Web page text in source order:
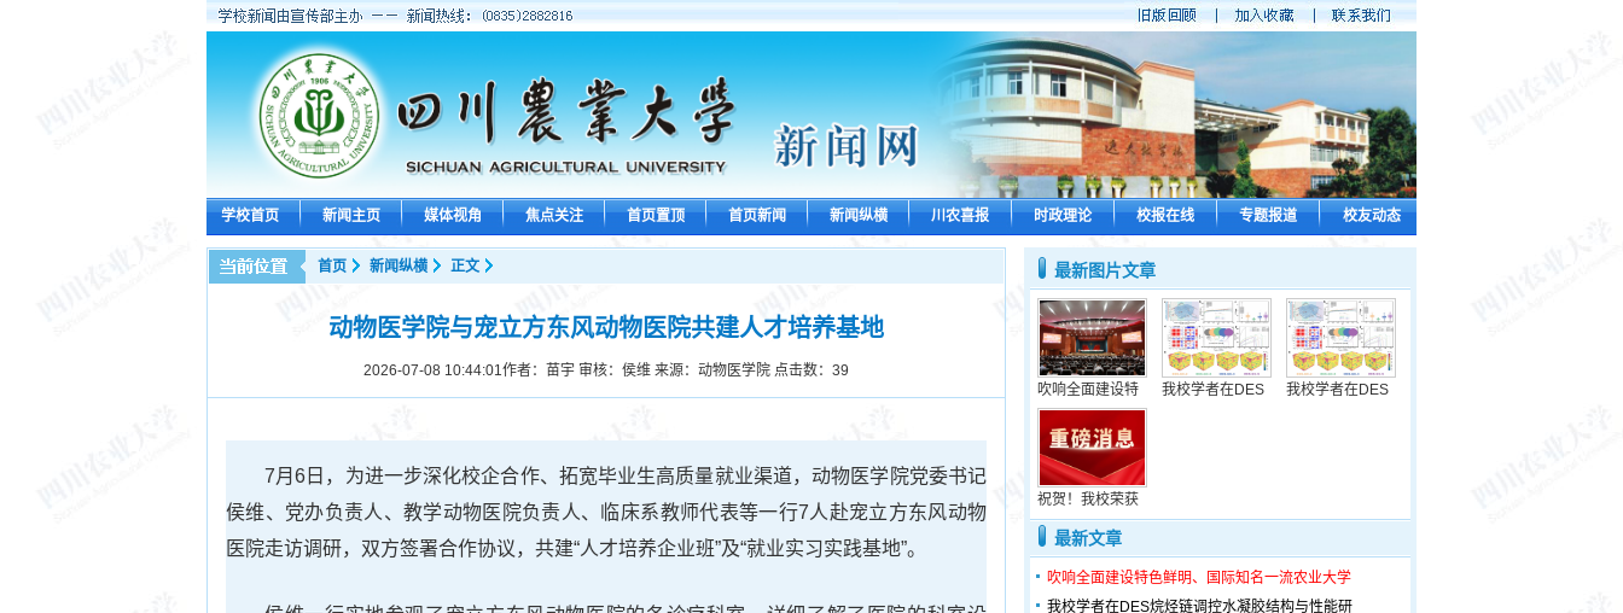
学校首页 新闻主页 媒体视角 焦点关注 首页置顶 首页新闻 新闻纵横 川农喜报 时政理论 校报在线 专题报道 校友动态
首页 新闻纵横 正文
动物医学院与宠立方东风动物医院共建人才培养基地
2026-07-08 10:44:01作者：苗宇 审核：侯维 来源：动物医学院 点击数： 39
7月6日，为进一步深化校企合作、拓宽毕业生高质量就业渠道，动物医学院党委书记
侯维、党办负责人、教学动物医院负责人、临床系教师代表等一行7人赴宠立方东风动物
医院走访调研，双方签署合作协议，共建“人才培养企业班”及“就业实习实践基地”。
最新图片文章
吹响全面建设特 我校学者在DES 我校学者在DES
祝贺！我校荣获
最新文章
吹响全面建设特色鲜明、国际知名一流农业大学
我校学者在DES烷烃链调控水凝胶结构与性能研